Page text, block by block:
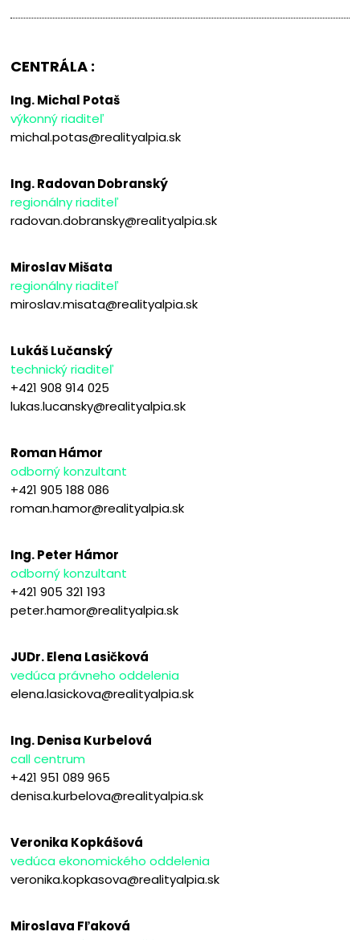
CENTRÁLA :
Ing. Michal Potaš
výkonný riaditeľ
michal.potas@realityalpia.sk
Ing. Radovan Dobranský
regionálny riaditeľ
radovan.dobransky@realityalpia.sk
Miroslav Mišata
regionálny riaditeľ
miroslav.misata@realityalpia.sk
Lukáš Lučanský
technický riaditeľ
+421 908 914 025
lukas.lucansky@realityalpia.sk
Roman Hámor
odborný konzultant
+421 905 188 086
roman.hamor@realityalpia.sk
Ing. Peter Hámor
odborný konzultant
+421 905 321 193
peter.hamor@realityalpia.sk
JUDr. Elena Lasičková
vedúca právneho oddelenia
elena.lasickova@realityalpia.sk
Ing. Denisa Kurbelová
call centrum
+421 951 089 965
denisa.kurbelova@realityalpia.sk
Veronika Kopkášová
vedúca ekonomického oddelenia
veronika.kopkasova@realityalpia.sk
Miroslava Fľaková